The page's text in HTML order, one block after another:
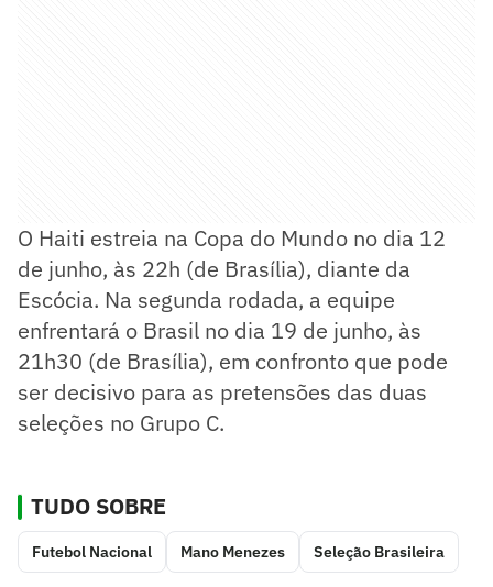
O Haiti estreia na Copa do Mundo no dia 12
de junho, às 22h (de Brasília), diante da
Escócia. Na segunda rodada, a equipe
enfrentará o Brasil no dia 19 de junho, às
21h30 (de Brasília), em confronto que pode
ser decisivo para as pretensões das duas
seleções no Grupo C.
TUDO SOBRE
Futebol Nacional Mano Menezes Seleção Brasileira